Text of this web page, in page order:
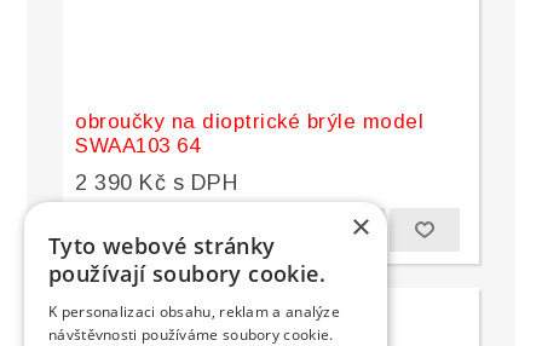
obroučky na dioptrické brýle model
SWAA103 64
2 390 Kč s DPH
prodáno
novinka
×
Tyto webové stránky
používají soubory cookie.
K personalizaci obsahu, reklam a analýze
návštěvnosti používáme soubory cookie.